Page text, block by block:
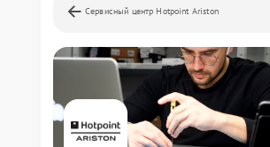
Сервисный центр Hotpoint Ariston